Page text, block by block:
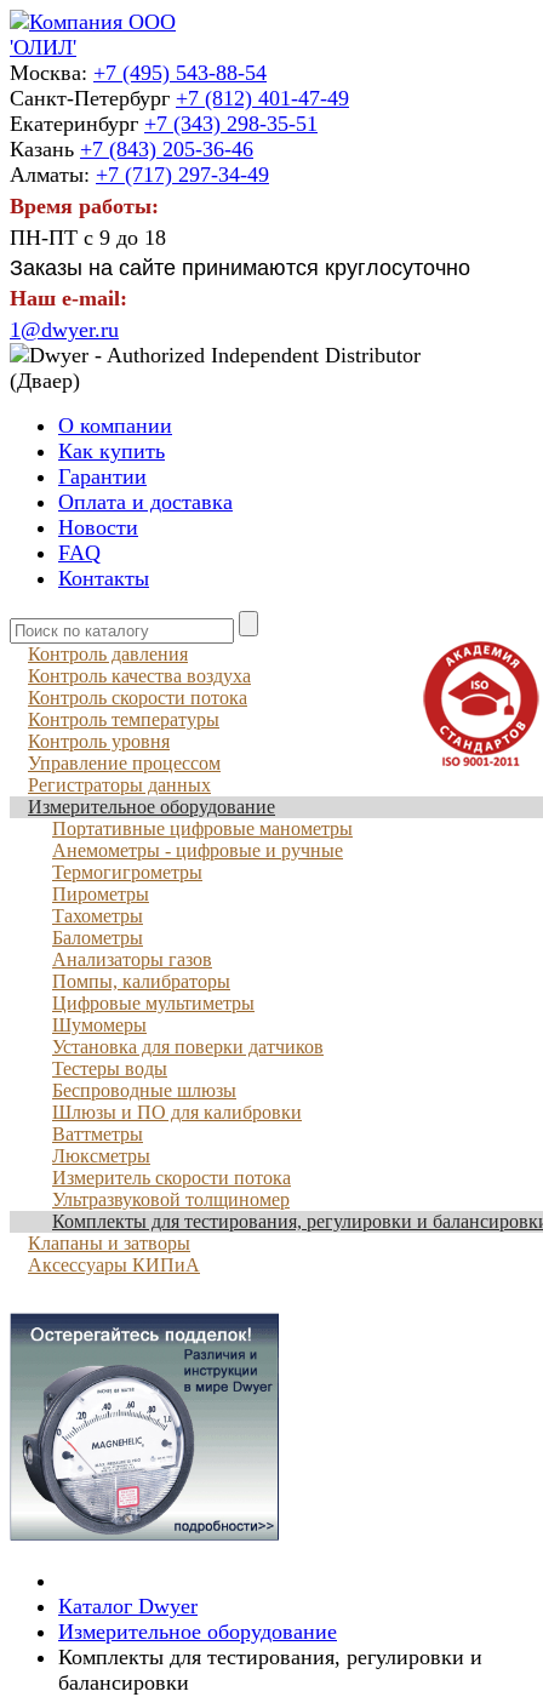
Москва: +7 (495) 543-88-54
Санкт-Петербург +7 (812) 401-47-49
Екатеринбург +7 (343) 298-35-51
Казань +7 (843) 205-36-46
Алматы: +7 (717) 297-34-49
Время работы:
ПН-ПТ с 9 до 18
Заказы на сайте принимаются круглосуточно
Наш e-mail:
1@dwyer.ru
О компании
Как купить
Гарантии
Оплата и доставка
Новости
FAQ
Контакты
Контроль давления
Контроль качества воздуха
Контроль скорости потока
Контроль температуры
Контроль уровня
Управление процессом
Регистраторы данных
Измерительное оборудование
Портативные цифровые манометры
Анемометры - цифровые и ручные
Термогигрометры
Пирометры
Тахометры
Балометры
Анализаторы газов
Помпы, калибраторы
Цифровые мультиметры
Шумомеры
Установка для поверки датчиков
Тестеры воды
Беспроводные шлюзы
Шлюзы и ПО для калибровки
Ваттметры
Люксметры
Измеритель скорости потока
Ультразвуковой толщиномер
Комплекты для тестирования, регулировки и
Клапаны и затворы
Аксессуары КИПиА
Каталог Dwyer
Измерительное оборудование
Комплекты для тестирования, регулировки и
балансировки